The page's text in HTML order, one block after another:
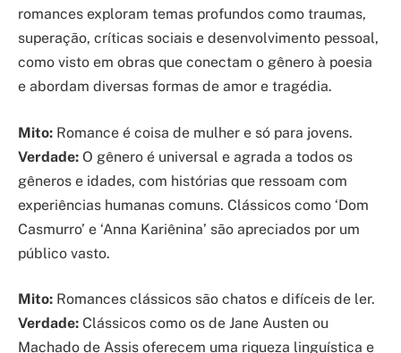
romances exploram temas profundos como traumas,
superação, críticas sociais e desenvolvimento pessoal,
como visto em obras que conectam o gênero à poesia
e abordam diversas formas de amor e tragédia.
Mito: Romance é coisa de mulher e só para jovens.
Verdade: O gênero é universal e agrada a todos os
gêneros e idades, com histórias que ressoam com
experiências humanas comuns. Clássicos como ‘Dom
Casmurro’ e ‘Anna Kariênina’ são apreciados por um
público vasto.
Mito: Romances clássicos são chatos e difíceis de ler.
Verdade: Clássicos como os de Jane Austen ou
Machado de Assis oferecem uma riqueza linguística e